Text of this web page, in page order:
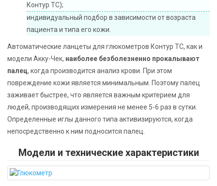
Контур ТС);
индивидуальный подбор в зависимости от возраста
пациента и типа его кожи.
Автоматические ланцеты для глюкометров Контур ТС, как и
модели Акку-Чек, наиболее безболезненно прокалывают
палец, когда производится анализ крови. При этом
повреждение кожи является минимальным. Поэтому палец
заживает быстрее, что является важным критерием для
людей, производящих измерения не менее 5-6 раз в сутки.
Определенные иглы данного типа активизируются, когда
непосредственно к ним подносится палец.
Модели и технические характеристики